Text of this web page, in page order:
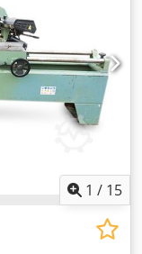
Gummiauflage
zu
um im
zu können.
zwei
einsetzen
entsprechend
Bitburg -
1 / 15